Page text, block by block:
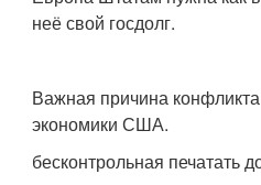
неё свой госдолг.
Важная причина
экономики США.
бесконтрольная печатать